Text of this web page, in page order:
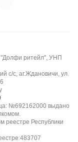
"Долфи ритейл", УНП
с/с, аг.Ждановичи, ул.
№692162000 выдано
реестре Республики